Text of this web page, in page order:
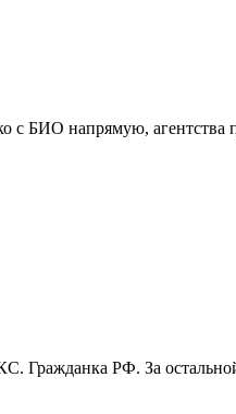
с БИО напрямую, агентства
Гражданка РФ. За